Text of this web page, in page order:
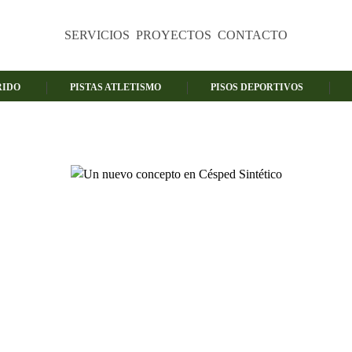
SERVICIOS PROYECTOS CONTACTO
PISTAS ATLETISMO PISOS DEPORTIVOS